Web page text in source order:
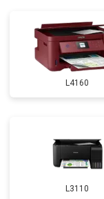
L4160
L3110